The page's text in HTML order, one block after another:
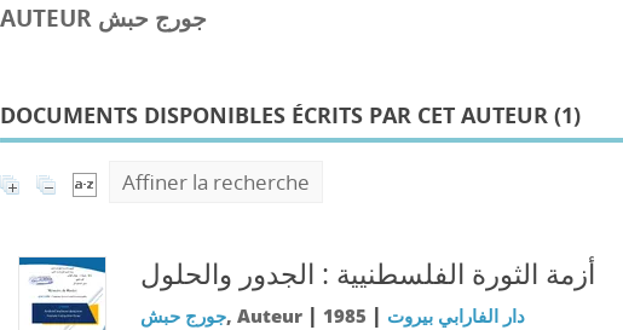
AUTEUR جورج حبش
DOCUMENTS DISPONIBLES ÉCRITS PAR CET AUTEUR (1)
Affiner la recherche
أزمة الثورة الفلسطنيية : الجدور والحلول
جورج حبش, Auteur | دار الفارابي بيروت |
1985